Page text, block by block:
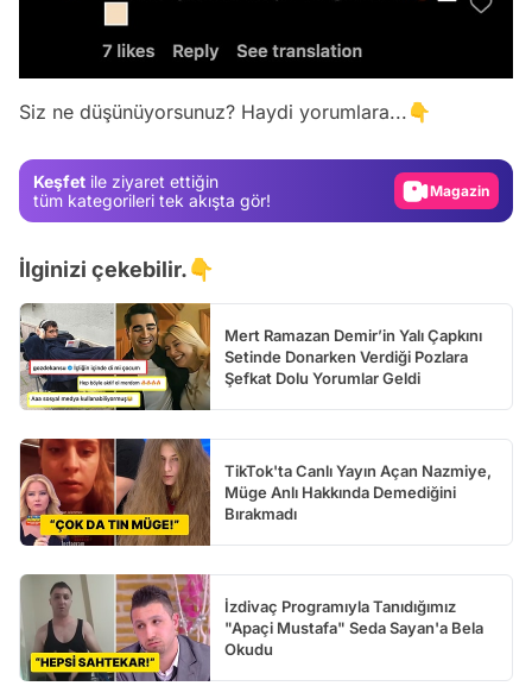
Siz ne düşünüyorsunuz? Haydi yorumlara...👇
Keşfet ile ziyaret ettiğin
tüm kategorileri tek akışta gör!
Video
İlginizi çekebilir.👇
Mert Ramazan Demir’in Yalı Çapkını
Setinde Donarken Verdiği Pozlara
Şefkat Dolu Yorumlar Geldi
TikTok'ta Canlı Yayın Açan Nazmiye,
Müge Anlı Hakkında Demediğini
Bırakmadı
İzdivaç Programıyla Tanıdığımız
"Apaçi Mustafa" Seda Sayan'a Bela
Okudu